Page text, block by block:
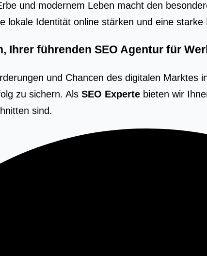
und modernem Leben macht den
lokale Identität online stärken und eine
Ihrer führenden SEO Agentur für Werl
und Chancen des digitalen Marktes
zu sichern. Als SEO Experte bieten wir
sind.